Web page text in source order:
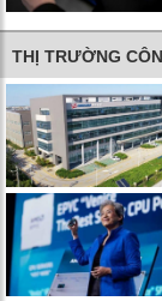
THỊ TRƯỜNG